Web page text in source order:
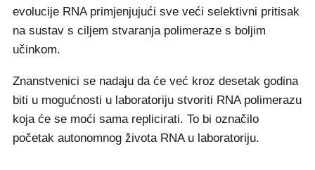
evolucije RNA primjenjujući sve veći selektivni pritisak
na sustav s ciljem stvaranja polimeraze s boljim
učinkom.
Znanstvenici se nadaju da će već kroz desetak godina
biti u mogućnosti u laboratoriju stvoriti RNA polimerazu
koja će se moći sama replicirati. To bi označilo
početak autonomnog života RNA u laboratoriju.